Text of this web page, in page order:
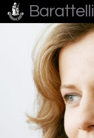
Barattelli